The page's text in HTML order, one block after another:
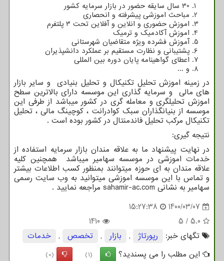
30 سال سایقه حضور در بازار سرمایه کشور
مباحث اموزشی پیشرفته و انحصاری
اموزش حضوری و انلاین و آفلاین تحت 3 پلتفرم
اموزش آکادمیک و ترمیک
آموزش فشرده ویژه متقاضیان شهرستانی
پشتیبانی و نظارت مستقیم بر عملکرد دانشپذیران
اعطای گواهینامه پایان دوره بین المللی
و ...
در زمینه اموزش تحلیل تکنیکال و تحلیل بنیادی و سایر بازار
های مالی و سرمایه گذاری این موسسه دارای بالاترین سطح
اموزش تحلیلگری و معامله گری در کشور میباشد از طرفی این
موسسه از بنیانگذاران سبک کوادرانت ، کوچینگ مالی ، تحلیل
تکنیکال مرکب تحلیل فاندمنتال در کشور بوده است .
نتیجه گیری:
در نهایت پیشنهاد ما به علاقه مندان بازار سرمایه استفاده از
خدمات اموزشی در موسسه سهامیر میباشد همچنین کلیه
علاقه مندان به ای حوزه میتوانند بمنظور کسب اطلاعات بیشتر
و تماس با این موسسه اموزشی میتوانید به وب سایت رسمی
سهامیر به نشانی sahamir-ac.com مراجعه نمایید .
1400/03/07
15:27:38
5.0
/
5
1410
تگهای خبر:
رپورتاژ , بازار , تخصص ,
خدمات
این مطلب را می پسندید؟
(1)
(0)